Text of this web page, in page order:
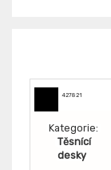
427821
Kategorie:
Těsnící
desky